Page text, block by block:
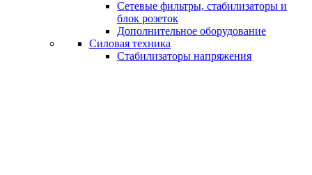
Сетевые фильтры, стабилизаторы и
блок розеток
Дополнительное оборудование
Силовая техника
Стабилизаторы напряжения